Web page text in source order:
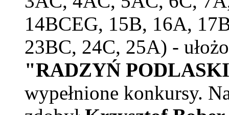
14BCEG, 15B, 16A,
23BC, 24C, 25A) -
"RADZYŃ
wypełnione konkursy.